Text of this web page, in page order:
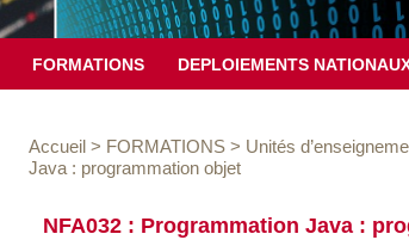
FORMATIONS DEPLOIEMENTS
Accueil > FORMATIONS > Unités
Java : programmation objet
NFA032 : Programmation Java :